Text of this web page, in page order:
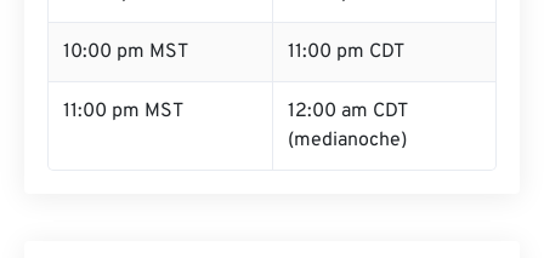
10:00 pm MST 11:00 pm CDT
11:00 pm MST
12:00 am CDT
(medianoche)